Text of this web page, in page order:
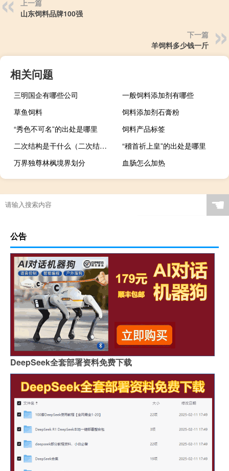
上一篇
山东饲料品牌100强
下一篇
羊饲料多少钱一斤
相关问题
三明国企有哪些公司
一般饲料添加剂有哪些
草鱼饲料
饲料添加剂石膏粉
“秀色不可名”的出处是哪里
饲料产品标签
二次结构是干什么（二次结构是什么意思）
“稽首祈上皇”的出处是哪里
万界独尊林枫境界划分
血肠怎么加热
☚
公告
DeepSeek全套部署资料免费下载